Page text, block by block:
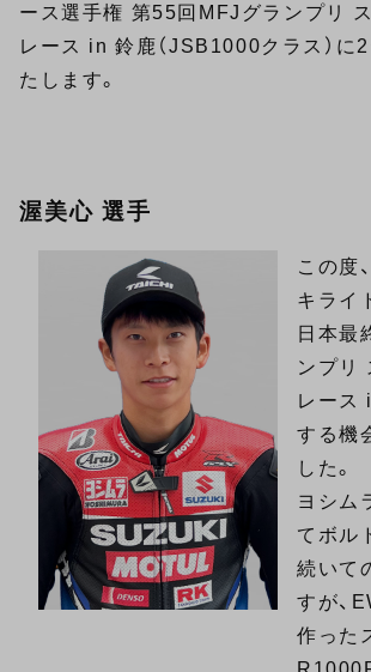
ース選手権 第55回MFJグランプリ
レース in 鈴鹿（JSB1000クラス）に
たします。
渥美心 選手
この度
キライ
日本最
ンプリ
レース
する機
した。
ヨシム
てボル
続いて
すが、
作った